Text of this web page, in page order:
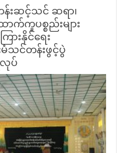
းဆင့်သင် ဆရာ၊
ာက်ကူပစ္စည်းများ
းနိုင်ရေး
သင်တန်းဖွင့်ပွဲ
လုပ်